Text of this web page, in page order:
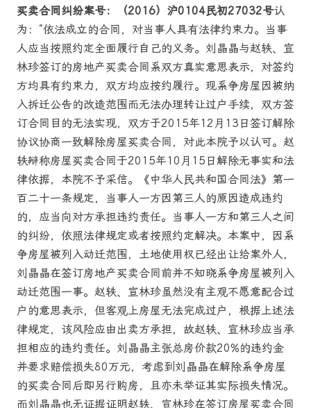
买卖合同纠纷案号：（2016）沪0104民初27032号认
为：“依法成立的合同，对当事人具有法律约束力。当事
人应当按照约定全面履行自己的义务。刘晶晶与赵轶、宣
林珍签订的房地产买卖合同系双方真实意思表示，对签约
方均具有约束力，双方均应按约履行。现系争房屋因被纳
入拆迁公告的改造范围而无法办理转让过户手续，双方签
订合同目的无法实现，双方于2015年12月13日签订解除
协议协商一致解除房屋买卖合同，对此本院予以认可。赵
轶辩称房屋买卖合同于2015年10月15日解除无事实和法
律依据，本院不予采信。《中华人民共和国合同法》第一
百二十一条规定，当事人一方因第三人的原因造成违约
的，应当向对方承担违约责任。当事人一方和第三人之间
的纠纷，依照法律规定或者按照约定解决。本案中，因系
争房屋被列入动迁范围，土地使用权已经出让给案外人，
刘晶晶在签订房地产买卖合同前并不知晓系争房屋被列入
动迁范围一事。赵轶、宣林珍虽然没有主观不愿意配合过
户的意思表示，但客观上房屋无法完成过户，根据上述法
律规定，该风险应由出卖方承担，故赵轶、宣林珍应当承
担相应的违约责任。刘晶晶主张总房价款20%的违约金
并要求赔偿损失80万元，考虑到刘晶晶在解除系争房屋
的买卖合同后即另行购房，且亦未举证其实际损失情况。
而刘晶晶也无证据证明赵轶、宣林珍在签订房屋买卖合同